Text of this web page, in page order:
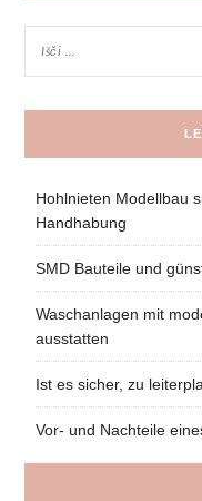
Hohlnieten Modellbau
Handhabung
SMD Bauteile und
Waschanlagen mit
ausstatten
Ist es sicher, zu
Vor- und Nachteile